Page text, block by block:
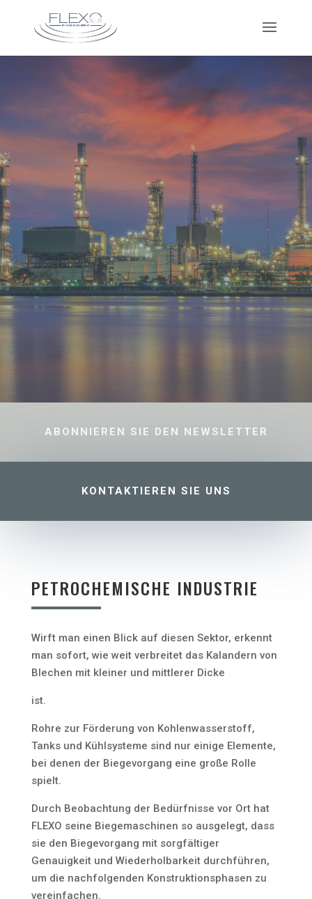
ABONNIEREN SIE DEN NEWSLETTER
KONTAKTIEREN SIE UNS
PETROCHEMISCHE INDUSTRIE
Wirft man einen Blick auf diesen Sektor, erkennt
man sofort, wie weit verbreitet das Kalandern von
Blechen mit kleiner und mittlerer Dicke
ist.
Rohre zur Förderung von Kohlenwasserstoff,
Tanks und Kühlsysteme sind nur einige Elemente,
bei denen der Biegevorgang eine große Rolle
spielt.
Durch Beobachtung der Bedürfnisse vor Ort hat
FLEXO seine Biegemaschinen so ausgelegt, dass
sie den Biegevorgang mit sorgfältiger
Genauigkeit und Wiederholbarkeit durchführen,
um die nachfolgenden Konstruktionsphasen zu
vereinfachen.